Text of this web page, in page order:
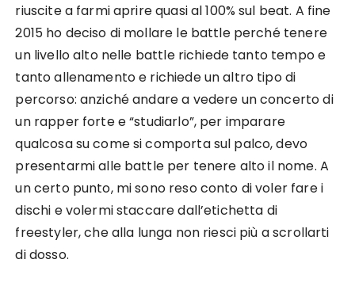
riuscite a farmi aprire quasi al 100% sul beat. A fine
2015 ho deciso di mollare le battle perché tenere
un livello alto nelle battle richiede tanto tempo e
tanto allenamento e richiede un altro tipo di
percorso: anziché andare a vedere un concerto di
un rapper forte e “studiarlo”, per imparare
qualcosa su come si comporta sul palco, devo
presentarmi alle battle per tenere alto il nome. A
un certo punto, mi sono reso conto di voler fare i
dischi e volermi staccare dall’etichetta di
freestyler, che alla lunga non riesci più a scrollarti
di dosso.